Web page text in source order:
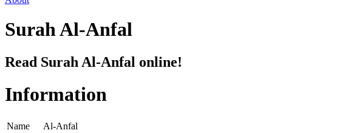
Surah Al-Anfal
Read Surah Al-Anfal online!
Information
Name
Al-Anfal